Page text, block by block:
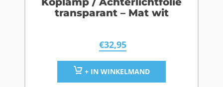
transparant – Mat wit
€32,95
+ IN WINKELMAND